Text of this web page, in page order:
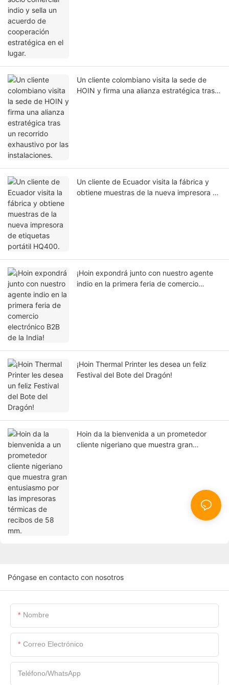
Un cliente colombiano visita la sede de
HOIN y firma una alianza estratégica tras
Un cliente de Ecuador visita la fábrica y
obtiene muestras de la nueva impresora de
¡Hoin expondrá junto con nuestro agente
indio en la primera feria de comercio
¡Hoin Thermal Printer les desea un feliz
Festival del Bote del Dragón!
Hoin da la bienvenida a un prometedor
cliente nigeriano que muestra gran
Póngase en contacto con nosotros
Nombre
Correo Electrónico
Teléfono/WhatsApp